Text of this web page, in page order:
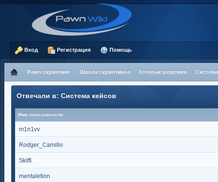
Вход Регистрация Помощь
Pawn скриптинг Школа скриптинга Готовые решения
Отвечали в: Система кейсов
Имя пользователя
m1n1vv
Rodger_Camillo
Skiffi
mentaletion